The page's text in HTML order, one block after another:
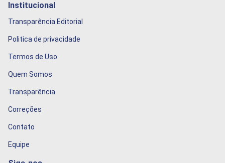
Institucional
Transparência Editorial
Politica de privacidade
Termos de Uso
Quem Somos
Transparência
Correções
Contato
Equipe